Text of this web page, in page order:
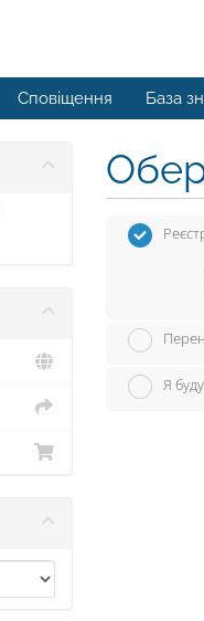
Сповіщення База
Я